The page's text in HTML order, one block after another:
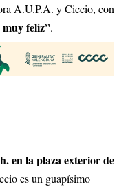
A.U.P.A. y Ciccio, con
muy feliz”.
. en la plaza exterior de
es un guapísimo